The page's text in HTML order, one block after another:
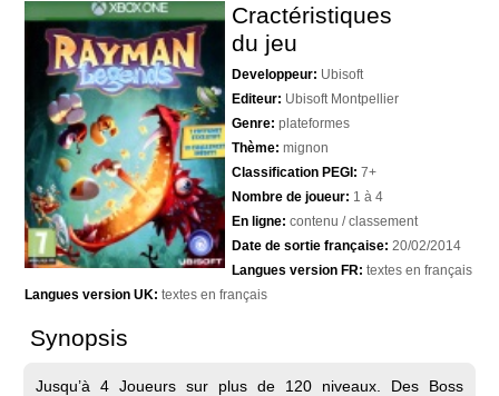
Cractéristiques
du jeu
Developpeur: Ubisoft
Editeur: Ubisoft Montpellier
Genre: plateformes
Thème: mignon
Classification PEGI: 7+
Nombre de joueur: 1 à 4
En ligne: contenu / classement
Date de sortie française: 20/02/2014
Langues version FR: textes en français
Langues version UK: textes en français
Synopsis
Jusqu’à 4 Joueurs sur plus de 120 niveaux. Des Boss